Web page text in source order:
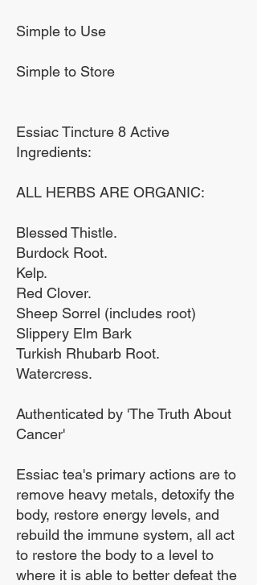
आहार सप्लिमेंट के रूप में,
प्रतिदिन एक कैप्सूल लें,
छोड़कर प्रतिदिन एक कैप्सूल से
अधिक न लें।
हमारे विभिन्न प्राकृतिक पूरक
और हर्बल चाय का उपयोग करने
से आप जो परिणाम अनुभव कर
सकते हैं, वे इस वेबसाइट पर व्यक्त
किए गए परिणामों से भिन्न हो
सकते हैं। मनुष्य के रूप में, हम
व्यक्ति के लिए काम करता है वह
दूसरे के लिए नहीं हो सकता है,
कृपया अपना आदेश देने से पहले
इसे ध्यान में रखें।
Simple to Use
Simple to Store
Essiac Tincture 8 Active
Ingredients:
ALL HERBS ARE ORGANIC:
Blessed Thistle.
Burdock Root.
Kelp.
Red Clover.
Sheep Sorrel (includes root)
Slippery Elm Bark
Turkish Rhubarb Root.
Watercress.
Authenticated by 'The Truth About
Cancer'
Essiac tea's primary actions are to
remove heavy metals, detoxify the
body, restore energy levels, and
rebuild the immune system, all act
to restore the body to a level to
where it is able to better defeat the